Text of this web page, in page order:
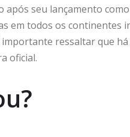
seu lançamento
em todos os continentes
ressaltar que
oficial.